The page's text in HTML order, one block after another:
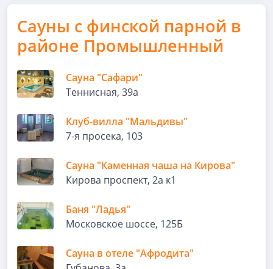
Сауны с финской парной в
районе Промышленный
Сауна "Сафари"
Теннисная, 39а
Клуб-вилла "Мальдивы"
7-я просека, 103
Сауна "Каменная чаша на Кирова"
Кирова проспект, 2а к1
Баня "Ладья"
Московское шоссе, 125Б
Сауна в отеле "Афродита"